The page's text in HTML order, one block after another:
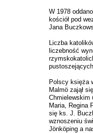
W 1978
kościół pod
Jana
Liczba
liczebność
Polscy księża
Malmö zajął
Chmielewskim
Maria, Regina
się ks. J.
wznoszeniu
Jönköping a